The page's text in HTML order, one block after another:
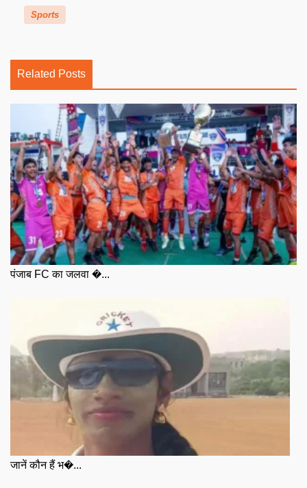
Sports
Related Posts
पंजाब FC का जलवा �...
जानें कौन हैं भ�...